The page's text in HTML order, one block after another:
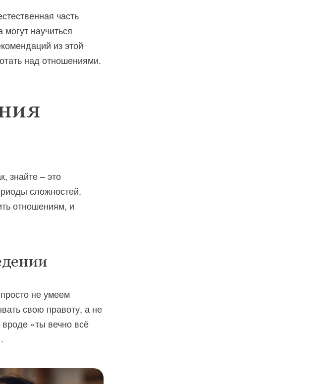
часть
научиться
из этой
над отношениями.
знайте – это
сложностей.
отношениям, и
не умеем
свою правоту, а не
«ты вечно всё